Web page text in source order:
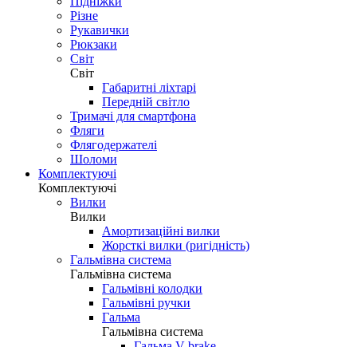
Різне
Рукавички
Рюкзаки
Світ
Світ
Габаритні ліхтарі
Передній світло
Тримачі для смартфона
Фляги
Флягодержателі
Шоломи
Комплектуючі
Комплектуючі
Вилки
Вилки
Амортизаційні вилки
Жорсткі вилки (ригідність)
Гальмівна система
Гальмівна система
Гальмівні колодки
Гальмівні ручки
Гальма
Гальмівна система